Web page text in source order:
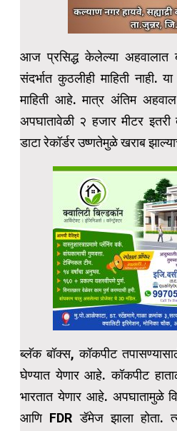
आज प्रसिद्ध केलेल्या
संदर्भात कुठलीही माहिती नाही.
माहिती आहे. मात्र अंतिम
अपघातावेळी २ हजार मीटर इतरी
डाटा रेकॉर्डर उष्णतेमुळे खराब
ब्लॅक बॉक्स, कॉकपीट
घेण्यात येणार आहे. कॉकपीट
भारतात येणार आहे. अपघातामुळे
आणि FDR डॅमेज झाला होता.